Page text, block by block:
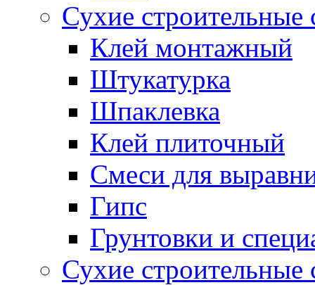
Сухие
Клей монтажный
Штукатурка
Шпаклевка
Клей плиточный
Смеси для
Гипс
Грунтовки и
Сухие